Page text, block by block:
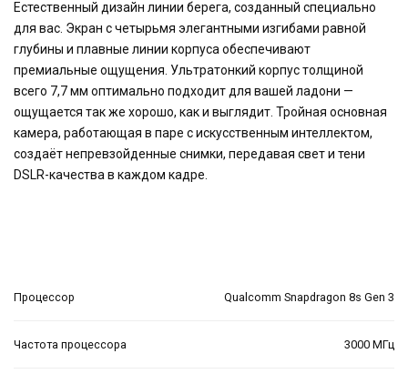
Естественный дизайн линии берега, созданный специально
для вас. Экран с четырьмя элегантными изгибами равной
глубины и плавные линии корпуса обеспечивают
премиальные ощущения. Ультратонкий корпус толщиной
всего 7,7 мм оптимально подходит для вашей ладони —
ощущается так же хорошо, как и выглядит. Тройная основная
камера, работающая в паре с искусственным интеллектом,
создаёт непревзойденные снимки, передавая свет и тени
DSLR-качества в каждом кадре.
Процессор Qualcomm Snapdragon 8s Gen 3
Частота процессора 3000 МГц